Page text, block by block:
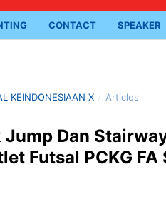
CONTACT SPEAKER
KEINDONESIAAN X / Articles
Dan
Futsal PCKG FA